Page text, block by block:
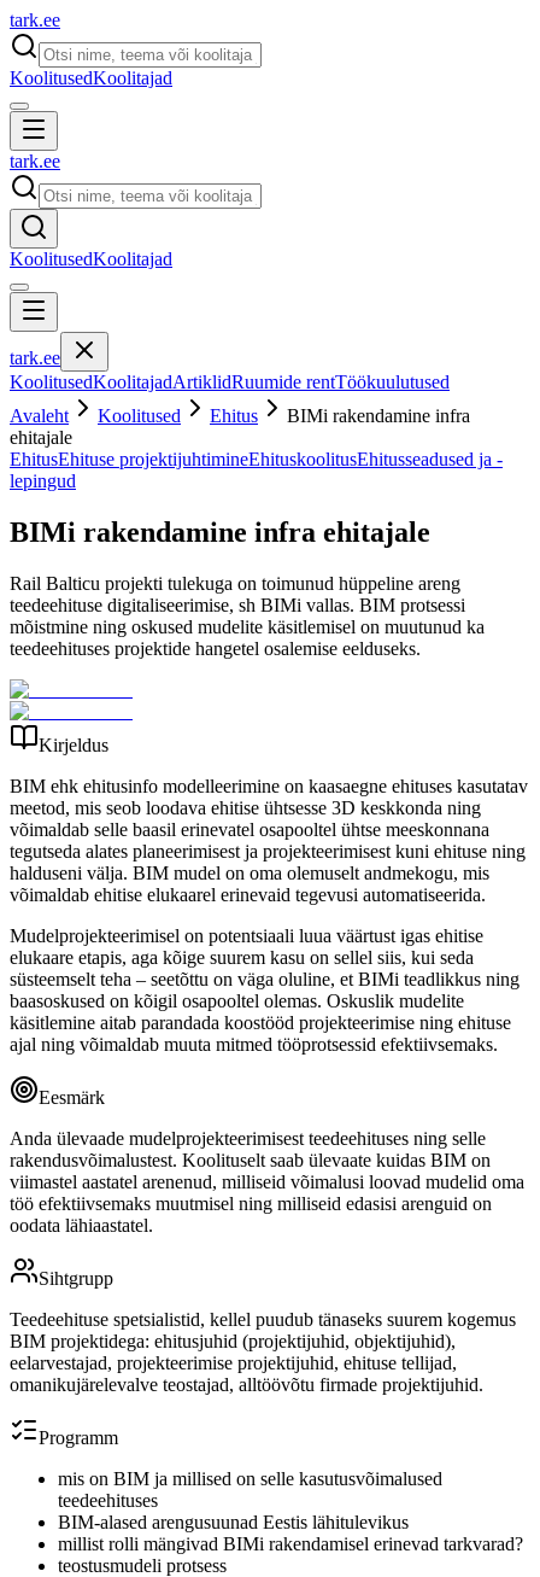
tark.ee
KoolitusedKoolitajad
tark.ee
KoolitusedKoolitajad
tark.ee
KoolitusedKoolitajadArtiklidRuumide rentTöökuulutused
Avaleht
Koolitused Ehitus
BIMi rakendamine infra
ehitajale
EhitusEhituse projektijuhtimineEhituskoolitusEhitusseadused ja -
lepingud
BIMi rakendamine infra ehitajale
Rail Balticu projekti tulekuga on toimunud hüppeline areng
teedeehituse digitaliseerimise, sh BIMi vallas. BIM protsessi
mõistmine ning oskused mudelite käsitlemisel on muutunud ka
teedeehituses projektide hangetel osalemise eelduseks.
Kirjeldus
BIM ehk ehitusinfo modelleerimine on kaasaegne ehituses kasutatav
meetod, mis seob loodava ehitise ühtsesse 3D keskkonda ning
võimaldab selle baasil erinevatel osapooltel ühtse meeskonnana
tegutseda alates planeerimisest ja projekteerimisest kuni ehituse ning
halduseni välja. BIM mudel on oma olemuselt andmekogu, mis
võimaldab ehitise elukaarel erinevaid tegevusi automatiseerida.
Mudelprojekteerimisel on potentsiaali luua väärtust igas ehitise
elukaare etapis, aga kõige suurem kasu on sellel siis, kui seda
süsteemselt teha – seetõttu on väga oluline, et BIMi teadlikkus ning
baasoskused on kõigil osapooltel olemas. Oskuslik mudelite
käsitlemine aitab parandada koostööd projekteerimise ning ehituse
ajal ning võimaldab muuta mitmed tööprotsessid efektiivsemaks.
Eesmärk
Anda ülevaade mudelprojekteerimisest teedeehituses ning selle
rakendusvõimalustest. Koolituselt saab ülevaate kuidas BIM on
viimastel aastatel arenenud, milliseid võimalusi loovad mudelid oma
töö efektiivsemaks muutmisel ning milliseid edasisi arenguid on
oodata lähiaastatel.
Sihtgrupp
Teedeehituse spetsialistid, kellel puudub tänaseks suurem kogemus
BIM projektidega: ehitusjuhid (projektijuhid, objektijuhid),
eelarvestajad, projekteerimise projektijuhid, ehituse tellijad,
omanikujärelevalve teostajad, alltöövõtu firmade projektijuhid.
Programm
mis on BIM ja millised on selle kasutusvõimalused
teedeehituses
BIM-alased arengusuunad Eestis lähitulevikus
millist rolli mängivad BIMi rakendamisel erinevad tarkvarad?
teostusmudeli protsess